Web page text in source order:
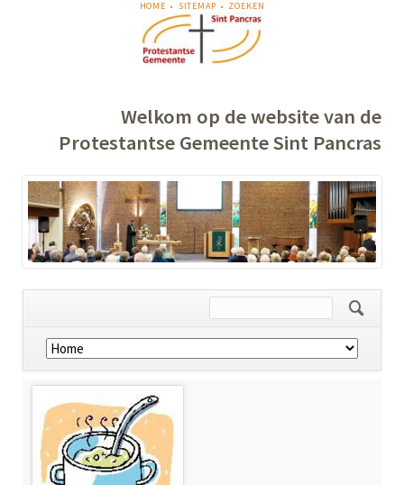
NAVIGATIE
OVERSLAAN
HOME SITEMAP ZOEKEN
Welkom op de website van de
Protestantse Gemeente Sint Pancras
Navigatie
overslaan